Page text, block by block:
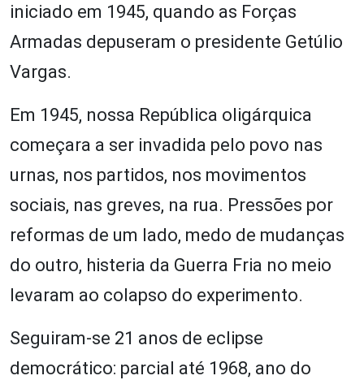
iniciado em 1945, quando as Forças
Armadas depuseram o presidente Getúlio
Vargas.
Em 1945, nossa República oligárquica
começara a ser invadida pelo povo nas
urnas, nos partidos, nos movimentos
sociais, nas greves, na rua. Pressões por
reformas de um lado, medo de mudanças
do outro, histeria da Guerra Fria no meio
levaram ao colapso do experimento.
Seguiram-se 21 anos de eclipse
democrático: parcial até 1968, ano do